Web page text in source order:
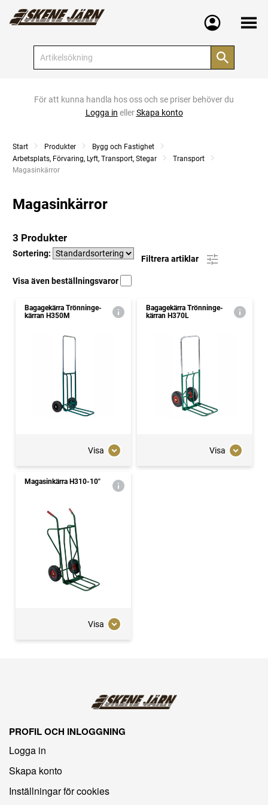
Meny
För att kunna handla hos oss och se priser behöver du
Logga in ellerSkapa konto
Start Produkter
Bygg och Fastighet
Arbetsplats, Förvaring, Lyft, Transport, Stegar
Transport
Current:
Magasinkärror
Magasinkärror
3 Produkter
Sortering:
Filtrera artiklar
Visa även beställningsvaror
Bagagekärra Trönninge-
kärran H350M
Visa
Bagagekärra Trönninge-
kärran H370L
Visa
Magasinkärra H310-10"
Visa
PROFIL OCH INLOGGNING
Logga in
Skapa konto
Inställningar för cookies